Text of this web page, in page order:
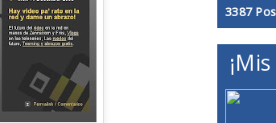
3387